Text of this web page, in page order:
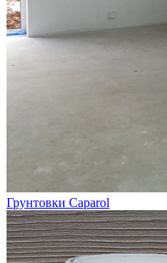
Грунтовки Caparol